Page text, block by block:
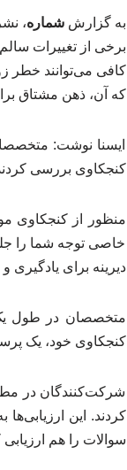
به گزارششماره،
برخی از تغییرات
کافی می‌توانند خطر
که آن، ذهن مشتاق
ایسنا نوشت:
کنجکاوی بررسی
منظور از کنجکاوی
خاصی توجه شما را
دیرینه برای
کنجکاوی خود، یک پرسشنامه
شرکت‌کنندگان در
کردند. این
سوالات را هم ارزیابی